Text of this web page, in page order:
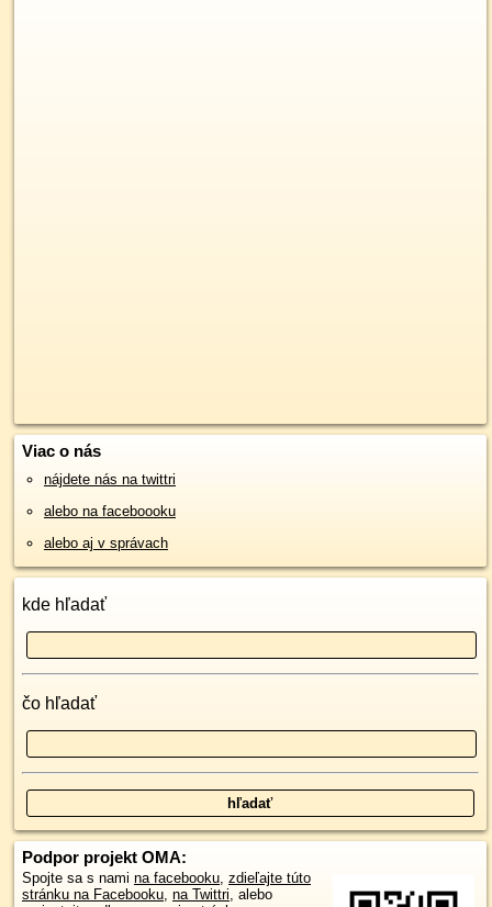
Viac o nás
nájdete nás na twittri
alebo na faceboooku
alebo aj v správach
kde hľadať
čo hľadať
Podpor projekt OMA:
Spojte sa s nami na facebooku, zdieľajte túto
stránku na Facebooku, na Twittri, alebo